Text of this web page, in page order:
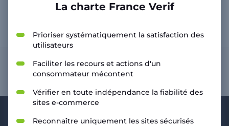
Analyser le site
La charte France Verif
Prioriser systématiquement la satisfaction des
utilisateurs
Faciliter les recours et actions d'un
consommateur mécontent
Vérifier en toute indépendance la fiabilité des
sites e-commerce
Reconnaître uniquement les sites sécurisés